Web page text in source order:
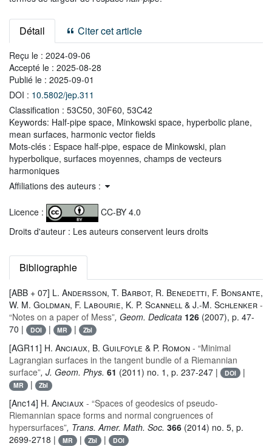
Détail Citer cet article
Reçu le : 2024-09-06
Accepté le : 2025-08-28
Publié le : 2025-09-01
DOI : 10.5802/jep.311
Classification : 53C50, 30F60, 53C42
Keywords: Half-pipe space, Minkowski space, hyperbolic plane,
mean surfaces, harmonic vector fields
Mots-clés : Espace half-pipe, espace de Minkowski, plan
hyperbolique, surfaces moyennes, champs de vecteurs
harmoniques
Affiliations des auteurs :
Licence :
CC-BY 4.0
Droits d'auteur : Les auteurs conservent leurs droits
Bibliographie
[ABB + 07] L. Andersson, T. Barbot, R. Benedetti, F. Bonsante,
W. M. Goldman, F. Labourie, K. P. Scannell & J.-M. Schlenker -
“Notes on a paper of Mess”, Geom. Dedicata 126 (2007), p. 47-
70 |
DOI | MR | Zbl
[AGR11] H. Anciaux, B. Guilfoyle & P. Romon - “Minimal
Lagrangian surfaces in the tangent bundle of a Riemannian
surface”, J. Geom. Phys. 61 (2011) no. 1, p. 237-247 | DOI |
MR | Zbl
[Anc14] H. Anciaux - “Spaces of geodesics of pseudo-
Riemannian space forms and normal congruences of
hypersurfaces”, Trans. Amer. Math. Soc. 366 (2014) no. 5, p.
2699-2718 |
MR | Zbl | DOI